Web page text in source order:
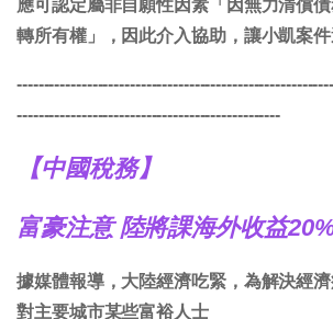
應可認定屬非自願性因素「因無力清償
轉所有權」，因此介入協助，讓小凱案件
-------------------------------------------------
【中國稅務】
富豪注意 陸將課海外收益
據媒體報導，大陸經濟吃緊，為解決經
對主要城市某些富裕人士